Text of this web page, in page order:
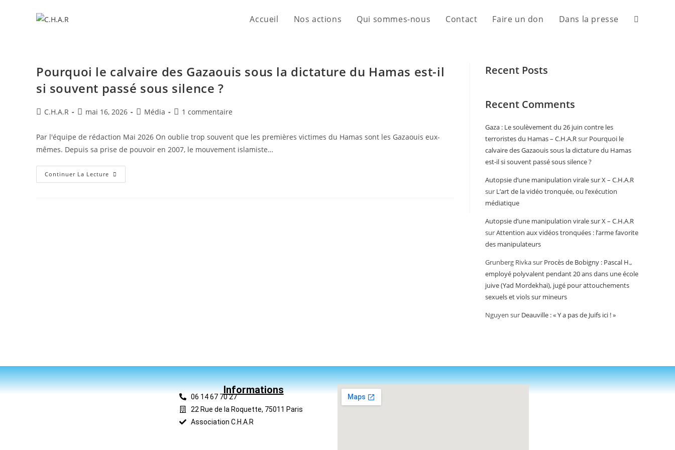
Accueil Nos actions Qui sommes-nous Contact Faire un don Dans la presse
Pourquoi le calvaire des Gazaouis sous la dictature du Hamas est-il
si souvent passé sous silence ?
C.H.A.R mai 16, 2026 Média 1 commentaire
​Par l'équipe de rédaction Mai 2026 ​On oublie trop souvent que les premières victimes du Hamas sont les Gazaouis eux-
mêmes. Depuis sa prise de pouvoir en 2007, le mouvement islamiste…
Continuer La Lecture
Recent Posts
Recent Comments
Gaza : Le soulèvement du 26 juin contre les
terroristes du Hamas – C.H.A.Rsur Pourquoi le
calvaire des Gazaouis sous la dictature du Hamas
est-il si souvent passé sous silence ?
Autopsie d’une manipulation virale sur X – C.H.A.R
sur L’art de la vidéo tronquée, ou l’exécution
médiatique
Autopsie d’une manipulation virale sur X – C.H.A.R
surAttention aux vidéos tronquées : l’arme favorite
des manipulateurs
Grunberg Rivkasur Procès de Bobigny : Pascal H.,
employé polyvalent pendant 20 ans dans une école
juive (Yad Mordekhai), jugé pour attouchements
sexuels et viols sur mineurs
Nguyen sur Deauville : « Y a pas de Juifs ici ! »
Informations
06 14 67 70 27
22 Rue de la Roquette, 75011 Paris
Association C.H.A.R